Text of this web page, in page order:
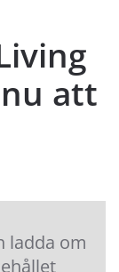
att
ladda om